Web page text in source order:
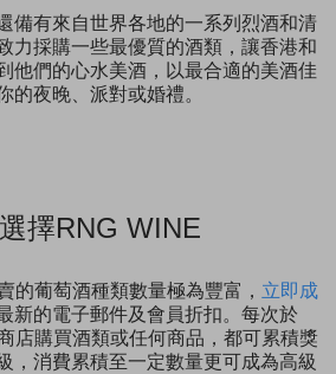
備有來自世界各地的一系列烈酒和清
力採購一些最優質的酒類，讓香港和
他們的心水美酒，以最合適的美酒佳
的夜晚、派對或婚禮。
擇RNG WINE
的葡萄酒種類數量極為豐富， 立即成
新的電子郵件及會員折扣。每次於
店購買酒類或任何商品，都可累積獎
，消費累積至一定數量更可成為高級